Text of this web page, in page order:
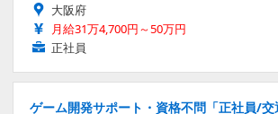
大阪府
月給31万4,700円～50万円
正社員
ゲーム開発サポート・資格不問「正社員/